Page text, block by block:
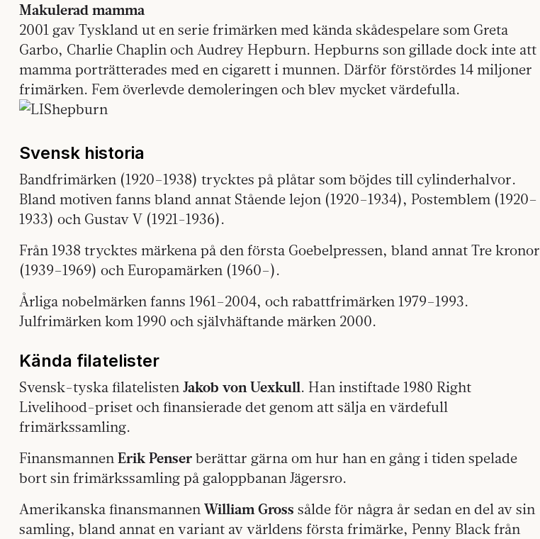
Makulerad mamma
2001 gav Tyskland ut en serie frimärken med kända skådespelare som Greta
Garbo, Charlie Chaplin och Audrey Hepburn. Hepburns son gillade dock inte att
mamma porträtterades med en cigarett i munnen. Därför förstördes 14 miljoner
frimärken. Fem överlevde demoleringen och blev mycket värdefulla.
Svensk historia
Bandfrimärken (1920–1938) trycktes på plåtar som böjdes till cylinderhalvor.
Bland motiven fanns bland annat Stående lejon (1920–1934), Postemblem (1920–
1933) och Gustav V (1921-1936).
Från 1938 trycktes märkena på den första Goebelpressen, bland annat Tre kronor
(1939–1969) och Europamärken (1960–).
Årliga nobelmärken fanns 1961–2004, och rabattfrimärken 1979–1993.
Julfrimärken kom 1990 och självhäftande märken 2000.
Kända filatelister
Svensk-tyska filatelistenJakob von Uexkull. Han instiftade 1980 Right
Livelihood-priset och finansierade det genom att sälja en värdefull
frimärkssamling.
FinansmannenErik Penser berättar gärna om hur han en gång i tiden spelade
bort sin frimärkssamling på galoppbanan Jägersro.
Amerikanska finansmannenWilliam Gross sålde för några år sedan en del av sin
samling, bland annat en variant av världens första frimärke, Penny Black från